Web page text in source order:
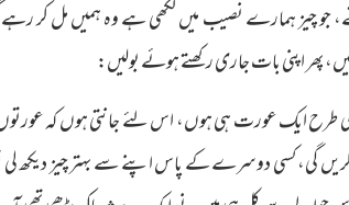
جو چیز ہمارے نصیب میں لکھی ہے وہ ہمیں مل کر
پھر اپنی بات جاری رکھتے ہوئے بولیں:
ایک عورت ہی ہوں، اس لئے جانتی ہوں کہ عورتوں کا
گی، کسی دوسرے کے پاس اپنے سے بہتر چیز دیکھ لی